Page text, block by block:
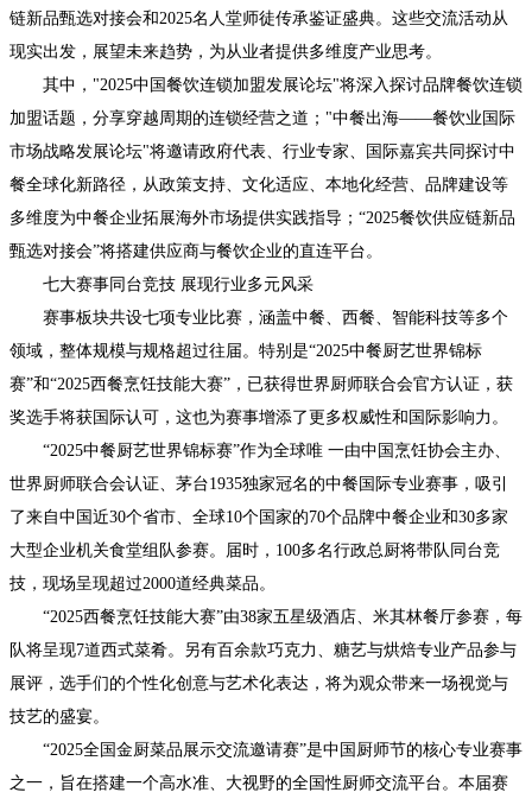
链新品甄选对接会和2025名人堂师徒传承鉴证盛典。这些交流活动从
现实出发，展望未来趋势，为从业者提供多维度产业思考。
其中，"2025中国餐饮连锁加盟发展论坛"将深入探讨品牌餐饮连锁
加盟话题，分享穿越周期的连锁经营之道；"中餐出海——餐饮业国际
市场战略发展论坛"将邀请政府代表、行业专家、国际嘉宾共同探讨中
餐全球化新路径，从政策支持、文化适应、本地化经营、品牌建设等
多维度为中餐企业拓展海外市场提供实践指导；“2025餐饮供应链新品
甄选对接会”将搭建供应商与餐饮企业的直连平台。
七大赛事同台竞技 展现行业多元风采
赛事板块共设七项专业比赛，涵盖中餐、西餐、智能科技等多个
领域，整体规模与规格超过往届。特别是“2025中餐厨艺世界锦标
赛”和“2025西餐烹饪技能大赛”，已获得世界厨师联合会官方认证，获
奖选手将获国际认可，这也为赛事增添了更多权威性和国际影响力。
“2025中餐厨艺世界锦标赛”作为全球唯 一由中国烹饪协会主办、
世界厨师联合会认证、茅台1935独家冠名的中餐国际专业赛事，吸引
了来自中国近30个省市、全球10个国家的70个品牌中餐企业和30多家
大型企业机关食堂组队参赛。届时，100多名行政总厨将带队同台竞
技，现场呈现超过2000道经典菜品。
“2025西餐烹饪技能大赛”由38家五星级酒店、米其林餐厅参赛，每
队将呈现7道西式菜肴。另有百余款巧克力、糖艺与烘焙专业产品参与
展评，选手们的个性化创意与艺术化表达，将为观众带来一场视觉与
技艺的盛宴。
“2025全国金厨菜品展示交流邀请赛”是中国厨师节的核心专业赛事
之一，旨在搭建一个高水准、大视野的全国性厨师交流平台。本届赛